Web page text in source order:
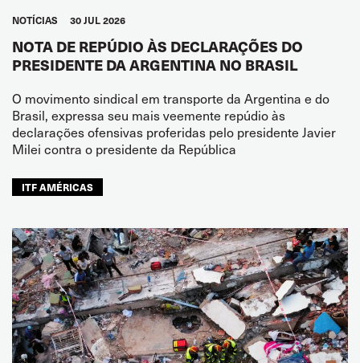
NOTÍCIAS 30 JUL 2026
NOTA DE REPÚDIO ÀS DECLARAÇÕES DO
PRESIDENTE DA ARGENTINA NO BRASIL
O movimento sindical em transporte da Argentina e do
Brasil, expressa seu mais veemente repúdio às
declarações ofensivas proferidas pelo presidente Javier
Milei contra o presidente da República
ITF AMÉRICAS